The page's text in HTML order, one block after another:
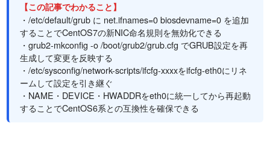
【この記事でわかること】
・/etc/default/grub に net.ifnames=0 biosdevname=0 を追加
することでCentOS7の新NIC命名規則を無効化できる
・grub2-mkconfig -o /boot/grub2/grub.cfg でGRUB設定を再
生成して変更を反映する
・/etc/sysconfig/network-scripts/ifcfg-xxxxをifcfg-eth0にリネ
ームして設定を引き継ぐ
・NAME・DEVICE・HWADDRをeth0に統一してから再起動
することでCentOS6系との互換性を確保できる